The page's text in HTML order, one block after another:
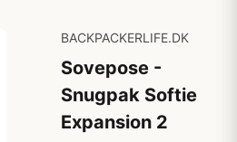
BACKPACKERLIFE.DK
Sovepose -
Snugpak Softie
Expansion 2